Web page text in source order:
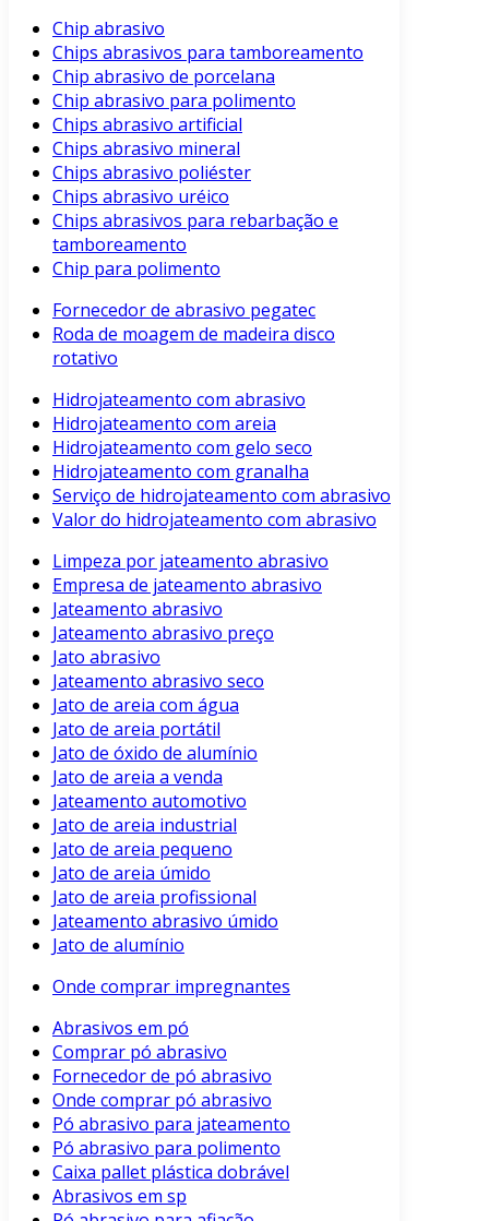
Chip abrasivo
Chips abrasivos para tamboreamento
Chip abrasivo de porcelana
Chip abrasivo para polimento
Chips abrasivo artificial
Chips abrasivo mineral
Chips abrasivo poliéster
Chips abrasivo uréico
Chips abrasivos para rebarbação e
tamboreamento
Chip para polimento
Fornecedor de abrasivo pegatec
Roda de moagem de madeira disco
rotativo
Hidrojateamento com abrasivo
Hidrojateamento com areia
Hidrojateamento com gelo seco
Hidrojateamento com granalha
Serviço de hidrojateamento com abrasivo
Valor do hidrojateamento com abrasivo
Limpeza por jateamento abrasivo
Empresa de jateamento abrasivo
Jateamento abrasivo
Jateamento abrasivo preço
Jato abrasivo
Jateamento abrasivo seco
Jato de areia com água
Jato de areia portátil
Jato de óxido de alumínio
Jato de areia a venda
Jateamento automotivo
Jato de areia industrial
Jato de areia pequeno
Jato de areia úmido
Jato de areia profissional
Jateamento abrasivo úmido
Jato de alumínio
Onde comprar impregnantes
Abrasivos em pó
Comprar pó abrasivo
Fornecedor de pó abrasivo
Onde comprar pó abrasivo
Pó abrasivo para jateamento
Pó abrasivo para polimento
Caixa pallet plástica dobrável
Abrasivos em sp